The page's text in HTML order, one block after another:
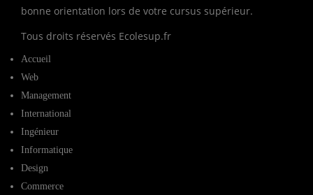
bonne orientation lors de votre cursus supérieur.
Tous droits réservés Ecolesup.fr
Accueil
Web
Management
International
Ingénieur
Informatique
Design
Commerce